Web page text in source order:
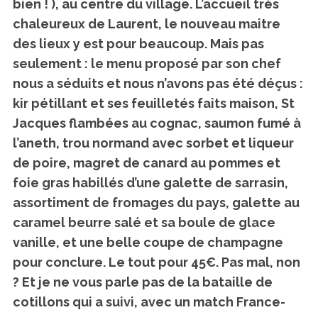
bien ! ), au centre du village. L’accueil très
chaleureux de Laurent, le nouveau maitre
des lieux y est pour beaucoup. Mais pas
seulement : le menu proposé par son chef
nous a séduits et nous n’avons pas été déçus :
kir pétillant et ses feuilletés faits maison, St
Jacques flambées au cognac, saumon fumé à
l’aneth, trou normand avec sorbet et liqueur
de poire, magret de canard au pommes et
foie gras habillés d’une galette de sarrasin,
assortiment de fromages du pays, galette au
caramel beurre salé et sa boule de glace
vanille, et une belle coupe de champagne
pour conclure. Le tout pour 45€. Pas mal, non
? Et je ne vous parle pas de la bataille de
cotillons qui a suivi, avec un match France-